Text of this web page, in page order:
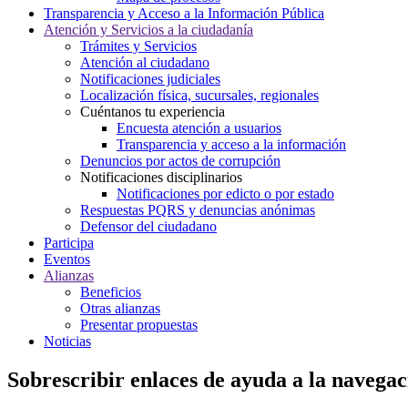
Transparencia y Acceso a la Información Pública
Atención y Servicios a la ciudadanía
Trámites y Servicios
Atención al ciudadano
Notificaciones judiciales
Localización física, sucursales, regionales
Cuéntanos tu experiencia
Encuesta atención a usuarios
Transparencia y acceso a la información
Denuncios por actos de corrupción
Notificaciones disciplinarios
Notificaciones por edicto o por estado
Respuestas PQRS y denuncias anónimas
Defensor del ciudadano
Participa
Eventos
Alianzas
Beneficios
Otras alianzas
Presentar propuestas
Noticias
Sobrescribir enlaces de ayuda a la